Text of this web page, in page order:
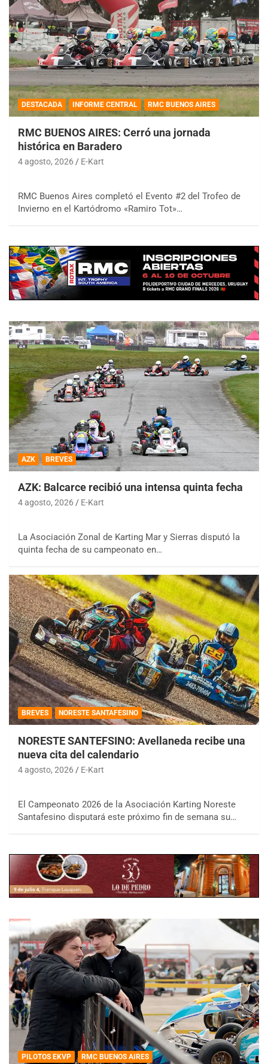
DESTACADA INFORME CENTRAL RMC BUENOS AIRES
RMC BUENOS AIRES: Cerró una jornada
histórica en Baradero
4 agosto, 2026 E-Kart
RMC Buenos Aires completó el Evento #2 del Trofeo de
Invierno en el Kartódromo «Ramiro Tot»…
AZK BREVES
AZK: Balcarce recibió una intensa quinta fecha
4 agosto, 2026 E-Kart
La Asociación Zonal de Karting Mar y Sierras disputó la
quinta fecha de su campeonato en…
BREVES NORESTE SANTAFESINO
NORESTE SANTEFSINO: Avellaneda recibe una
nueva cita del calendario
4 agosto, 2026 E-Kart
El Campeonato 2026 de la Asociación Karting Noreste
Santafesino disputará este próximo fin de semana su…
PILOTOS EKVP RMC BUENOS AIRES